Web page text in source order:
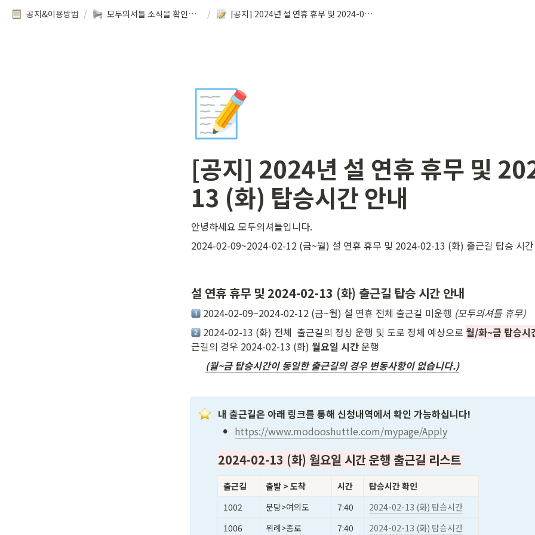
공지&이용방법 / 모두의셔틀 소식을 확인해보세요! / [공지] 2024년 설 연휴 휴무 및 2024-02-13 (화) 탑승시간 안내
📝
[공지] 2024년 설 연휴 휴무 및
13 (화) 탑승시간 안내
안녕하세요 모두의셔틀입니다.
2024-02-09~2024-02-12 (금~월) 설 연휴 휴무 및 2024-02-13 (화) 출근길 탑승 시간
설 연휴 휴무 및 2024-02-13 (화) 출근길 탑승 시간 안내
2024-02-09~2024-02-12 (금~월) 설 연휴 전체 출근길 미운행 (모두의셔틀 휴무)
2024-02-13 (화) 전체  출근길의 정상 운행 및 도로 정체 예상으로 월/화~금 탑승시
근길의 경우 2024-02-13 (화) 월요일 시간 운행
(월~금 탑승시간이 동일한 출근길의 경우 변동사항이 없습니다.)
내 출근길은 아래 링크를 통해 신청내역에서 확인 가능하십니다!
• https://www.modooshuttle.com/mypage/Apply
2024-02-13 (화) 월요일 시간 운행 출근길 리스트
출근길 출발 > 도착 시간
탑승시간 확인
1002
분당>여의도 7:40
2024-02-13 (화) 탑승시간
1006
위례>종로 7:40
2024-02-13 (화) 탑승시간